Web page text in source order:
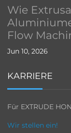
Wie
Flow
Jun 10, 2026
KARRIERE
Für EXTRUDE
Wir stellen ein!